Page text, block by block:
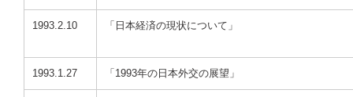
1993.2.10 「日本経済の現状について」
1993.1.27 「1993年の日本外交の展望」